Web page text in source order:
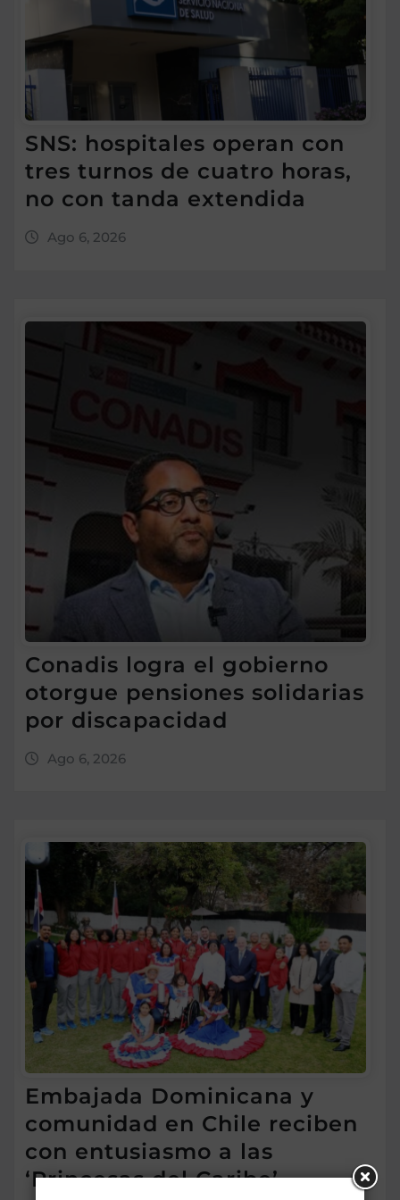
SNS: hospitales operan con
tres turnos de cuatro horas,
no con tanda extendida
Ago 6, 2026
Conadis logra el gobierno
otorgue pensiones solidarias
por discapacidad
Ago 6, 2026
Embajada Dominicana y
comunidad en Chile reciben
con entusiasmo a las
‘Princesas del Caribe’